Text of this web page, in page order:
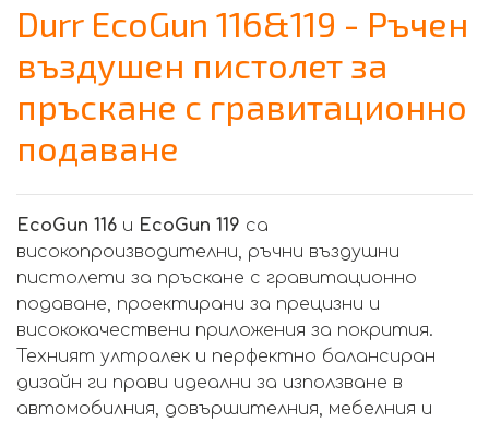
Durr EcoGun 116&119 - Ръчен
въздушен пистолет за
пръскане с гравитационно
подаване
EcoGun 116 и EcoGun 119 са
високопроизводителни, ръчни въздушни
пистолети за пръскане с гравитационно
подаване, проектирани за прецизни и
висококачествени приложения за покрития.
Техният ултралек и перфектно балансиран
дизайн ги прави идеални за използване в
автомобилния, довършителния, мебелния и